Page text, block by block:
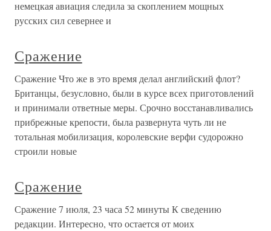
немецкая авиация следила за скоплением мощных
русских сил севернее и
Сражение
Сражение Что же в это время делал английский флот?
Британцы, безусловно, были в курсе всех приготовлений
и принимали ответные меры. Срочно восстанавливались
прибрежные крепости, была развернута чуть ли не
тотальная мобилизация, королевские верфи судорожно
строили новые
Сражение
Сражение 7 июля, 23 часа 52 минуты К сведению
редакции. Интересно, что остается от моих